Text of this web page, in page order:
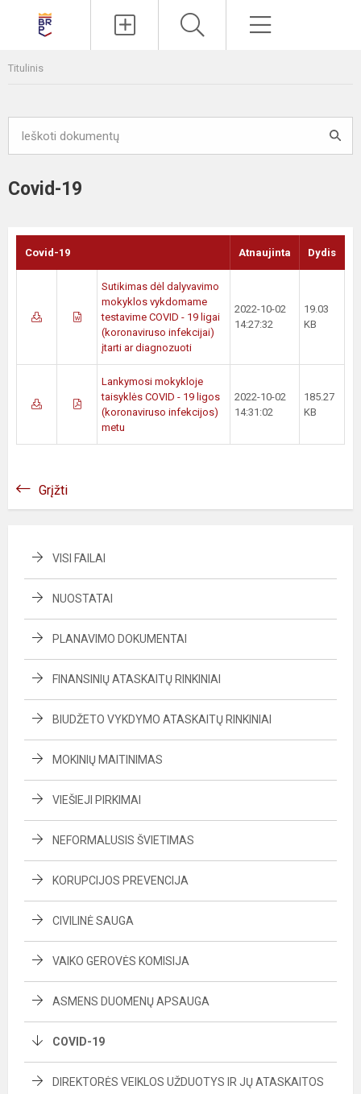
Titulinis
Covid-19
Covid-19 Atnaujinta Dydis
Sutikimas dėl dalyvavimo
mokyklos vykdomame
testavime COVID - 19 ligai
(koronaviruso infekcijai)
įtarti ar diagnozuoti
2022-10-02
14:27:32
19.03
KB
Lankymosi mokykloje
taisyklės COVID - 19 ligos
(koronaviruso infekcijos)
metu
2022-10-02
14:31:02
185.27
KB
Grįžti
VISI FAILAI
NUOSTATAI
PLANAVIMO DOKUMENTAI
FINANSINIŲ ATASKAITŲ RINKINIAI
BIUDŽETO VYKDYMO ATASKAITŲ RINKINIAI
MOKINIŲ MAITINIMAS
VIEŠIEJI PIRKIMAI
NEFORMALUSIS ŠVIETIMAS
KORUPCIJOS PREVENCIJA
CIVILINĖ SAUGA
VAIKO GEROVĖS KOMISIJA
ASMENS DUOMENŲ APSAUGA
COVID-19
DIREKTORĖS VEIKLOS UŽDUOTYS IR JŲ ATASKAITOS